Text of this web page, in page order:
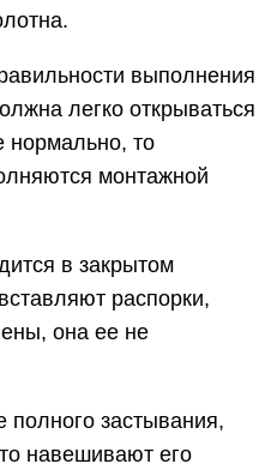
выполнения
легко открываться
нормально, то
монтажной
в закрытом
распорки,
она ее не
застывания,
навешивают его